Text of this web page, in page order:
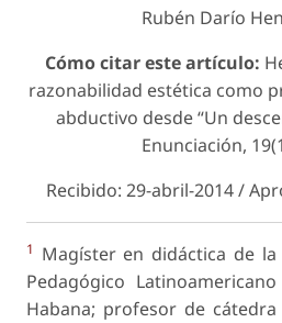
Rubén Darío
Cómo citar este artículo:
razonabilidad estética como
abductivo desde “Un
Enunciación,
Recibido: 29-abril-2014 /
1 Magíster en didáctica de
Pedagógico
Habana; profesor de